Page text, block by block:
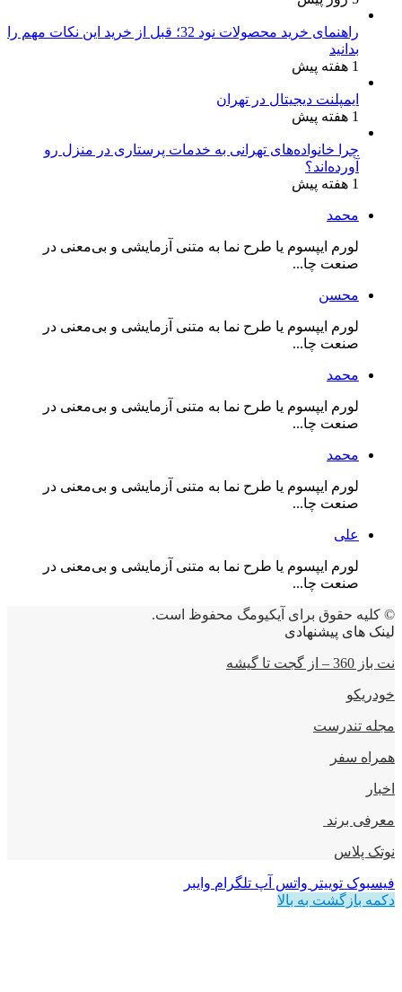
راهنمای خرید محصولات نود 32؛ قبل از خرید این نکات مهم را
بدانید
1 هفته پیش
ایمپلنت دیجیتال در تهران
1 هفته پیش
چرا خانواده‌های تهرانی به خدمات پرستاری در منزل رو
آورده‌اند؟
1 هفته پیش
محمد
لورم ایپسوم یا طرح‌ نما به متنی آزمایشی و بی‌معنی در
صنعت چا...
محسن
لورم ایپسوم یا طرح‌ نما به متنی آزمایشی و بی‌معنی در
صنعت چا...
محمد
لورم ایپسوم یا طرح‌ نما به متنی آزمایشی و بی‌معنی در
صنعت چا...
محمد
لورم ایپسوم یا طرح‌ نما به متنی آزمایشی و بی‌معنی در
صنعت چا...
علی
لورم ایپسوم یا طرح‌ نما به متنی آزمایشی و بی‌معنی در
صنعت چا...
© کلیه حقوق برای آیکیومگ محفوظ است.
لینک های پیشنهادی
نت باز 360 – از گجت تا گیشه
خودریکو
مجله‌ تندرست
همراه سفر
اخبار
معرفی برند
نوتک پلاس
فیسبوک توییتر واتس آپ تلگرام وایبر
دکمه بازگشت به بالا